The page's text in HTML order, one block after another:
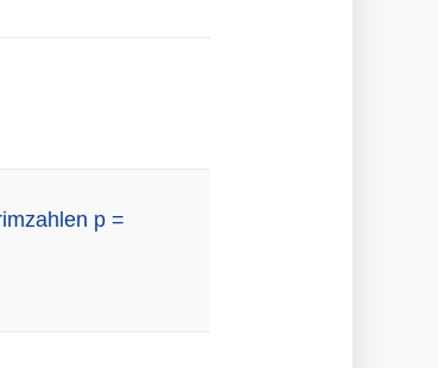
p =